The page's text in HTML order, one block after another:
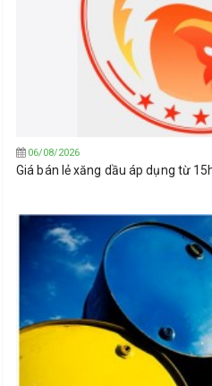
06/08/2026
Giá bán lẻ xăng dầu áp dụng từ